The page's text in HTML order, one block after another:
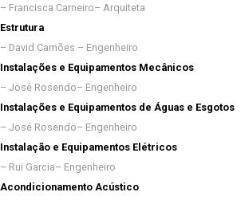
– Francisca Carneiro– Arquiteta
Estrutura
– David Camões – Engenheiro
Instalações e Equipamentos Mecânicos
– José Rosendo– Engenheiro
Instalações e Equipamentos de Águas e Esgotos
– José Rosendo– Engenheiro
Instalação e Equipamentos Elétricos
– Rui Garcia– Engenheiro
Acondicionamento Acústico